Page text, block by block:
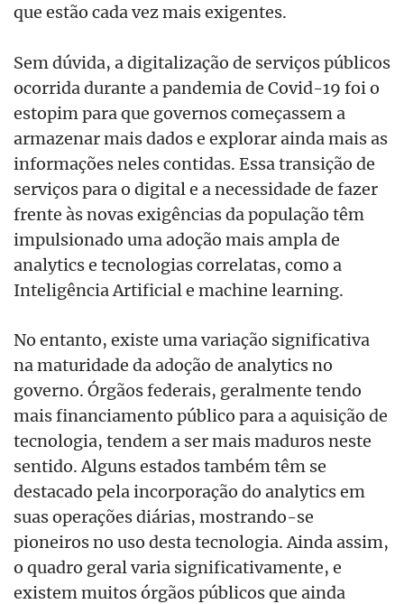
que estão cada vez mais exigentes.
Sem dúvida, a digitalização de serviços públicos
ocorrida durante a pandemia de Covid-19 foi o
estopim para que governos começassem a
armazenar mais dados e explorar ainda mais as
informações neles contidas. Essa transição de
serviços para o digital e a necessidade de fazer
frente às novas exigências da população têm
impulsionado uma adoção mais ampla de
analytics e tecnologias correlatas, como a
Inteligência Artificial e machine learning.
No entanto, existe uma variação significativa
na maturidade da adoção de analytics no
governo. Órgãos federais, geralmente tendo
mais financiamento público para a aquisição de
tecnologia, tendem a ser mais maduros neste
sentido. Alguns estados também têm se
destacado pela incorporação do analytics em
suas operações diárias, mostrando-se
pioneiros no uso desta tecnologia. Ainda assim,
o quadro geral varia significativamente, e
existem muitos órgãos públicos que ainda